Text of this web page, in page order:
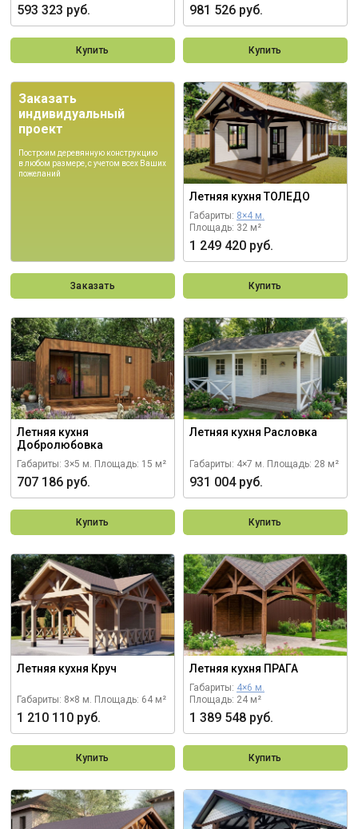
593 323 руб.
Купить
981 526 руб.
Купить
Заказать
индивидуальный
проект
Построим деревянную конструкцию
в любом размере, с учетом всех Ваших
пожеланий
Заказать
Летняя кухня ТОЛЕДО
Габариты: 8×4 м.
Площадь: 32 м²
1 249 420 руб.
Купить
Летняя кухня
Добролюбовка
Габариты: 3×5 м. Площадь: 15 м²
707 186 руб.
Купить
Летняя кухня Расловка
Габариты: 4×7 м. Площадь: 28 м²
931 004 руб.
Купить
Летняя кухня Круч
Габариты: 8×8 м. Площадь: 64 м²
1 210 110 руб.
Купить
Летняя кухня ПРАГА
Габариты: 4×6 м.
Площадь: 24 м²
1 389 548 руб.
Купить